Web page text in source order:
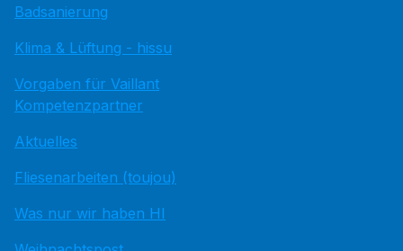
Badsanierung
Klima & Lüftung - hissu
Vorgaben für Vaillant
Kompetenzpartner
Aktuelles
Fliesenarbeiten (toujou)
Was nur wir haben HI